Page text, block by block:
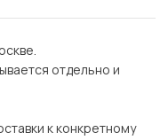
отдельно и
к конкретному